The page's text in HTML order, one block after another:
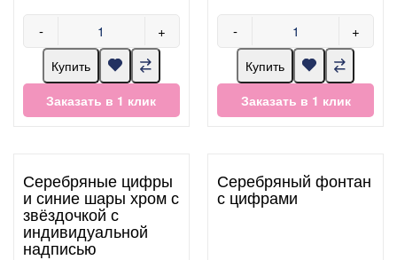
- +
Купить
Заказать в 1 клик
- +
Купить
Заказать в 1 клик
Серебряные цифры
и синие шары хром с
звёздочкой с
индивидуальной
надписью
Серебряный фонтан
с цифрами